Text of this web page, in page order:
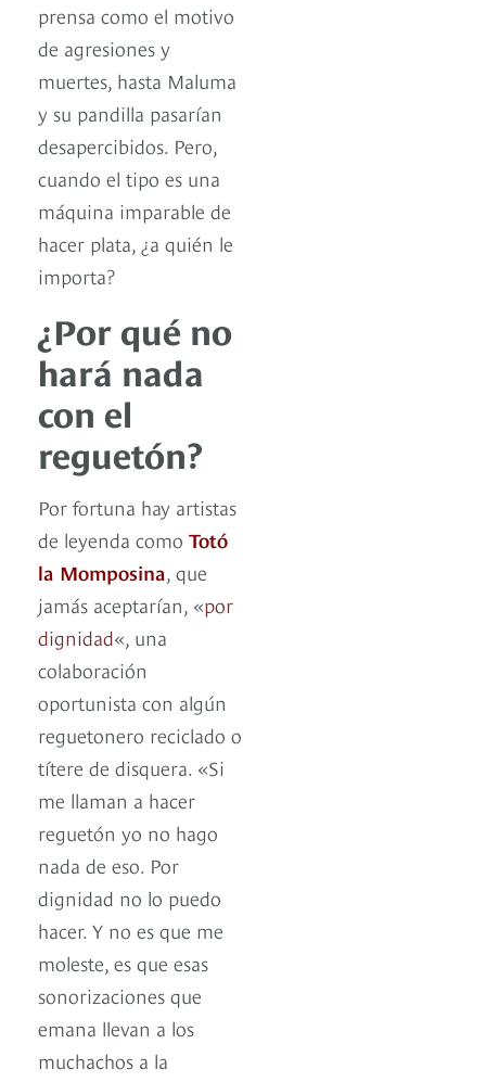
prensa como el motivo
de agresiones y
muertes, hasta Maluma
y su pandilla pasarían
desapercibidos. Pero,
cuando el tipo es una
máquina imparable de
hacer plata, ¿a quién le
importa?
¿Por qué no
hará nada
con el
reguetón?
Por fortuna hay artistas
de leyenda como Totó
la Momposina, que
jamás aceptarían, «por
dignidad«, una
colaboración
oportunista con algún
reguetonero reciclado o
títere de disquera. «Si
me llaman a hacer
reguetón yo no hago
nada de eso. Por
dignidad no lo puedo
hacer. Y no es que me
moleste, es que esas
sonorizaciones que
emana llevan a los
muchachos a la